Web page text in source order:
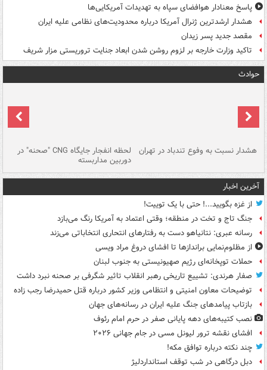
پاسخ معنادار هوافضای سپاه به تهدیدات آمریکایی‌ها
هشدار ارشدترین ژنرال آمریکا درباره محدودیت‌های نظامی علیه ایران
مقصد جدید پسر زیدان
تاکید وزارت خارجه بر لزوم روشن شدن ابعاد جنایت تروریستی مزار شریف
حوادث
هشدار نسبت به وفوع تندباد در تهران لحظه انفجار جایگاه CNG "صحنه" در
دوربین مداربسته
آخرین اخبار
از غزه بگویید...! حتی با یک توییت!
جنگ تاج و تخت در منطقه؛ وقتی اعتماد به آمریکا رنگ می‌بازد
رسانه عبری: نتانیاهو دست به رفتارهای انتحاری انتخاباتی می‌زند
از مظلوم‌نمایی براندازها تا افشای دروغ مراد ویسی
حملات توپخانه‌ای رژیم صهیونیستی به جنوب لبنان
صفار هرندی: تشییع تاریخی رهبر انقلاب تاثیر شگرفی بر صحنه نبرد داشت
توضیحات معاون امنیتی و انتظامی وزیر کشور درباره قتل حمیدرضا رجب زاده
بازتاب پیامدهای جنگ علیه ایران در رسانه‌های جهان
نصب کتیبه‌های دهه پایانی صفر در حرم امام رئوف
افشای نقشه ترور لیونل مسی در جام جهانی ۲۰۲۶
چند نکته درباره توافق مکه!
دبل درگاهی در شب توقف استانداردلیژ